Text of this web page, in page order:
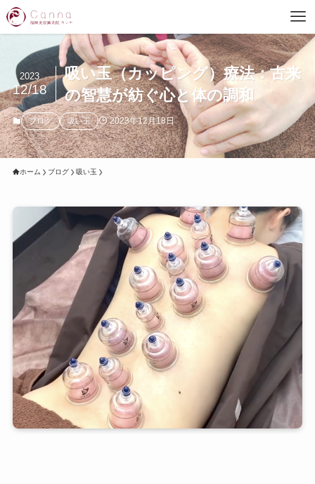
吸い玉（カッピング）療法：古来
の智慧が紡ぐ心と体の調和
2023
12/18
ブログ 吸い玉 2023年12月18日
ホーム ブログ 吸い玉